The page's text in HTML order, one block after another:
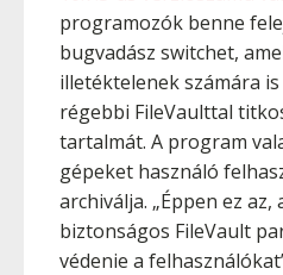
programozók benne
bugvadász switchet,
illetéktelenek számára
régebbi FileVaulttal
tartalmát. A program
gépeket használó
archiválja. „Éppen ez az,
biztonságos FileVault
védenie a